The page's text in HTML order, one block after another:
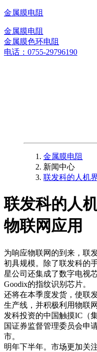
金属膜电阻
金属膜电阻
金属膜色环电阻
电话：0755-29796190
金属膜电阻
新闻中心
联发科的人机
联发科的人
物联网应用
为响应物联网的到来，联
初具规模。除了联发科的
星公司还集成了数字电视
Goodix的指纹识别芯片。
还将在本季度发货，使联
生产线，并积极利用物联
发科投资的中国触摸IC（
国证券监督管理委员会申
市。
明年下半年。市场更加关